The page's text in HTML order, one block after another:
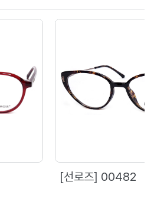
[선로즈] 00482